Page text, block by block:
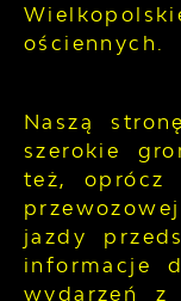
ościennych.
Naszą
szerokie
też, oprócz
jazdy
informacje
wydarzeń z